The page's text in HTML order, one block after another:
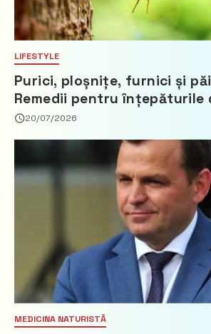
LIFESTYLE
Purici, ploșnițe, furnici și
Remedii pentru înțepăturile
20/07/2026
MEDICINA NATURISTĂ